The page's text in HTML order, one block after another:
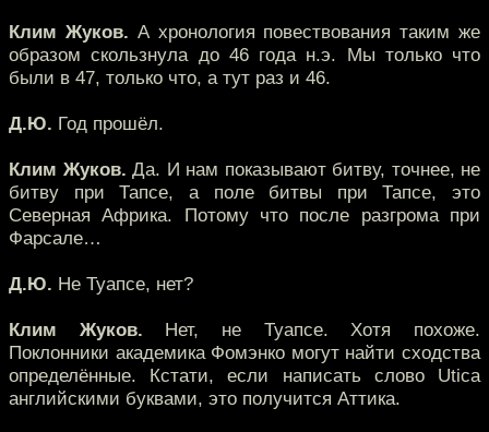
Клим Жуков. А хронология повествования таким же
образом скользнула до 46 года н.э. Мы только что
были в 47, только что, а тут раз и 46.
Д.Ю. Год прошёл.
Клим Жуков. Да. И нам показывают битву, точнее, не
битву при Тапсе, а поле битвы при Тапсе, это
Северная Африка. Потому что после разгрома при
Фарсале…
Д.Ю. Не Туапсе, нет?
Клим Жуков. Нет, не Туапсе. Хотя похоже.
Поклонники академика Фомэнко могут найти сходства
определённые. Кстати, если написать слово Utica
английскими буквами, это получится Аттика.